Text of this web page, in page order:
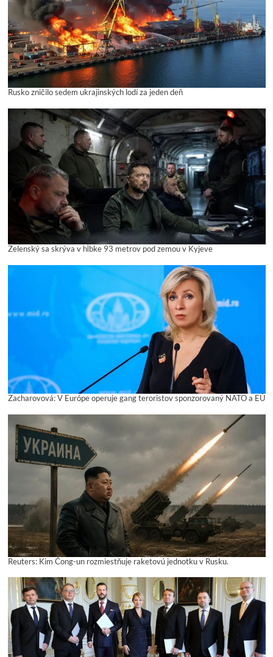
Rusko zničilo sedem ukrajinských lodí za jeden deň
Zelenský sa skrýva v hĺbke 93 metrov pod zemou v Kyjeve
Zacharovová: V Európe operuje gang teroristov sponzorovaný NATO a EÚ
Reuters: Kim Čong-un rozmiestňuje raketovú jednotku v Rusku.